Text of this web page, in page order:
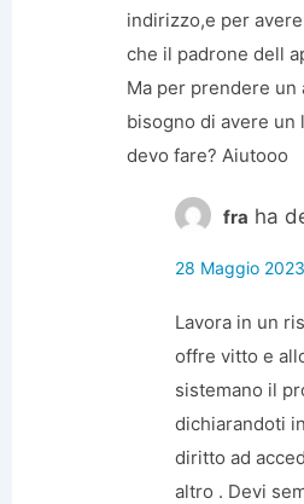
indirizzo,e per
che il padrone dell
Ma per prendere un
bisogno di avere un
devo fare? Aiutooo
fra ha
28 Maggio
Lavora in un
offre vitto e
sistemano il
dichiarandoti
diritto ad
altro . Devi